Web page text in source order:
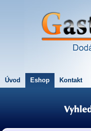
Úvod Eshop Kontakt